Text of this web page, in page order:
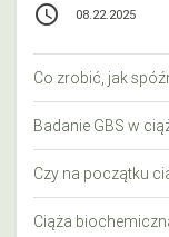
access_time 08.22.2025